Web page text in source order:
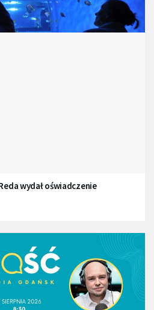
wydał oświadczenie